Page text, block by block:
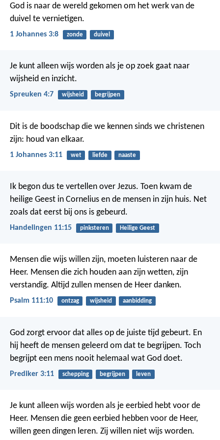
God is naar de wereld gekomen om het werk van de
duivel te vernietigen.
1 Johannes 3:8 zonde duivel
Je kunt alleen wijs worden als je op zoek gaat naar
wijsheid en inzicht.
Spreuken 4:7 wijsheid begrijpen
Dit is de boodschap die we kennen sinds we christenen
zijn: houd van elkaar.
1 Johannes 3:11 wet liefde naaste
Ik begon dus te vertellen over Jezus. Toen kwam de
heilige Geest in Cornelius en de mensen in zijn huis. Net
zoals dat eerst bij ons is gebeurd.
Handelingen 11:15 pinksteren Heilige Geest
Mensen die wijs willen zijn, moeten luisteren naar de
Heer. Mensen die zich houden aan zijn wetten, zijn
verstandig. Altijd zullen mensen de Heer danken.
Psalm 111:10 ontzag wijsheid aanbidding
God zorgt ervoor dat alles op de juiste tijd gebeurt. En
hij heeft de mensen geleerd om dat te begrijpen. Toch
begrijpt een mens nooit helemaal wat God doet.
Prediker 3:11 schepping begrijpen leven
Je kunt alleen wijs worden als je eerbied hebt voor de
Heer. Mensen die geen eerbied hebben voor de Heer,
willen geen dingen leren. Zij willen niet wijs worden.